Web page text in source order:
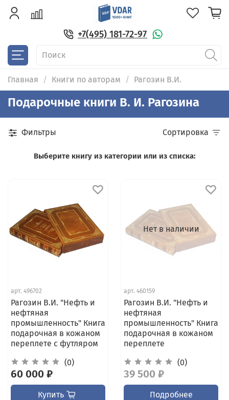
+7(495) 181-72-97
Главная Книги по авторам Рагозин В.И.
Подарочные книги В. И. Рагозина
Фильтры Сортировка
Выберите книгу из категории или из списка:
арт. 496702
Рагозин В.И. "Нефть и
нефтяная
промышленность" Книга
подарочная в кожаном
переплете с футляром
(0)
60 000 ₽
Купить
Нет в наличии
арт. 460159
Рагозин В.И. "Нефть и
нефтяная
промышленность" Книга
подарочная в кожаном
переплете
(0)
39 500 ₽
Подробнее